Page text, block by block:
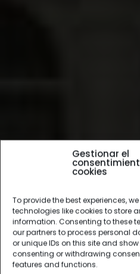
Gestionar el
cookies
To provide the best experiences,
technologies like cookies to store
information. Consenting to these
our partners to process personal
or unique IDs on this site and
consenting or withdrawing
features and functions.